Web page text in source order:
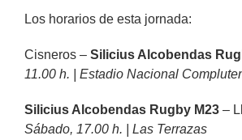
Los horarios de esta jornada:
Cisneros – Silicius Alcobendas
11.00 h. | Estadio Nacional
Silicius Alcobendas Rugby M23 –
Sábado, 17.00 h. | Las Terrazas